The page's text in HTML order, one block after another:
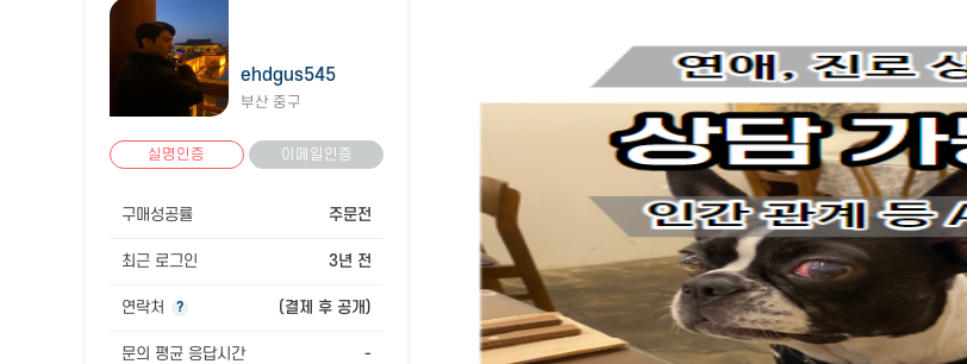
ehdgus545
부산 중구
실명인증 이메일인증
구매성공률 주문전
최근 로그인 3년 전
연락처 ? (결제 후 공개)
문의 평균 응답시간 -